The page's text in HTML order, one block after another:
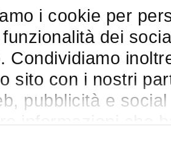
i cookie per
dei
Condividiamo
sito con i nostri
pubblicità e